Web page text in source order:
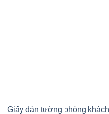
Giấy dán tường phòng khách